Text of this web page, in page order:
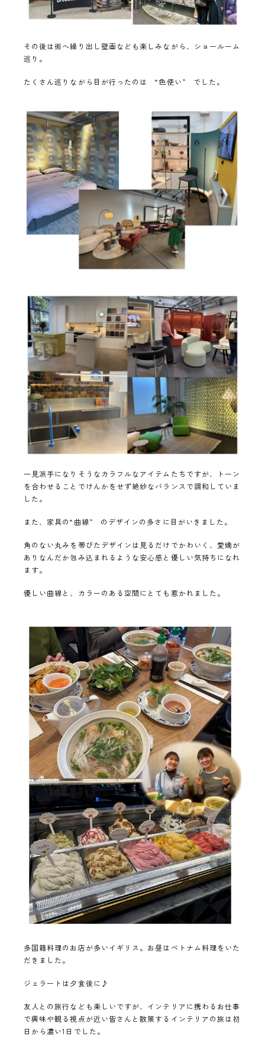
その後は街へ繰り出し壁画なども楽しみながら、ショールーム
巡り。
たくさん巡りながら目が行ったのは “色使い” でした。
一見派手になりそうなカラフルなアイテムたちですが、トーン
を合わせることでけんかをせず絶妙なバランスで調和していま
した。
また、家具の“曲線” のデザインの多さに目がいきました。
角のない丸みを帯びたデザインは見るだけでかわいく、愛嬌が
ありなんだか包み込まれるような安心感と優しい気持ちになれ
ます。
優しい曲線と、カラーのある空間にとても惹かれました。
多国籍料理のお店が多いイギリス。お昼はベトナム料理をいた
だきました。
ジェラートは夕食後に♪
友人との旅行なども楽しいですが、インテリアに携わるお仕事
で興味や観る視点が近い皆さんと散策するインテリアの旅は初
日から濃い1日でした。